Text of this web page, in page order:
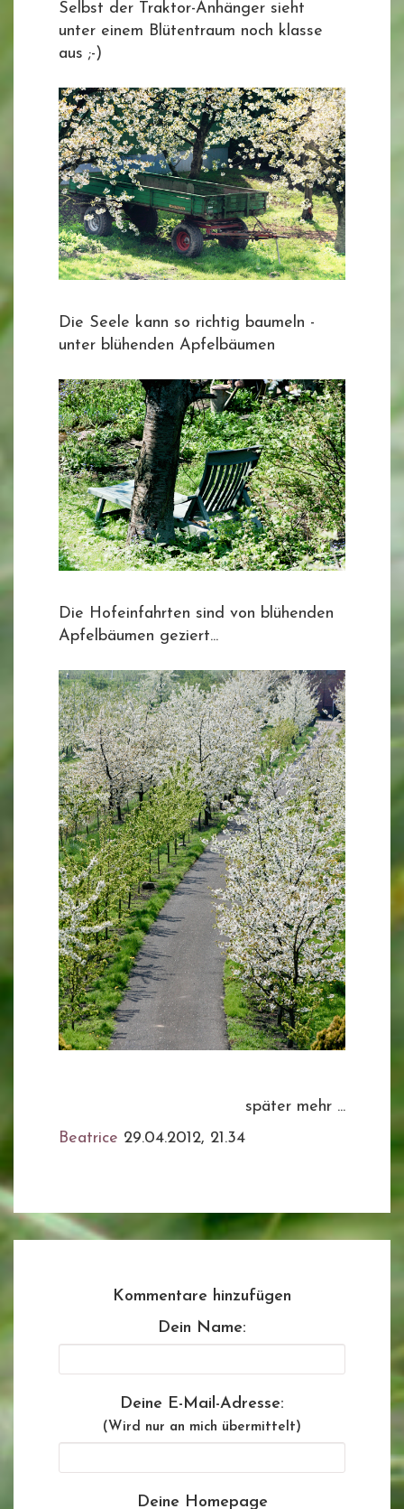
Selbst der Traktor-Anhänger sieht
unter einem Blütentraum noch klasse
aus ;-)
Die Seele kann so richtig baumeln -
unter blühenden Apfelbäumen
Die Hofeinfahrten sind von blühenden
Apfelbäumen geziert...
später mehr ...
Beatrice 29.04.2012, 21.34
Kommentare hinzufügen
Dein Name:
Deine E-Mail-Adresse:
(Wird nur an mich übermittelt)
Deine Homepage